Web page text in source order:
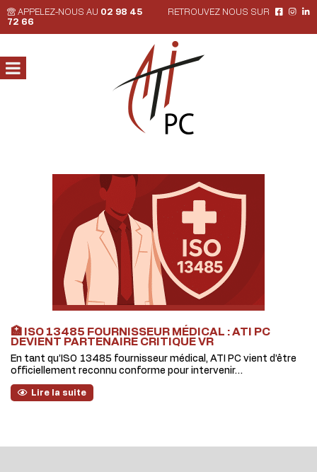
APPELEZ-NOUS AU 02 98 45
72 66
RETROUVEZ NOUS SUR
🏥 ISO 13485 FOURNISSEUR MÉDICAL : ATI PC
DEVIENT PARTENAIRE CRITIQUE VR
En tant qu’ISO 13485 fournisseur médical, ATI PC vient d’être
officiellement reconnu conforme pour intervenir…
Lire la suite